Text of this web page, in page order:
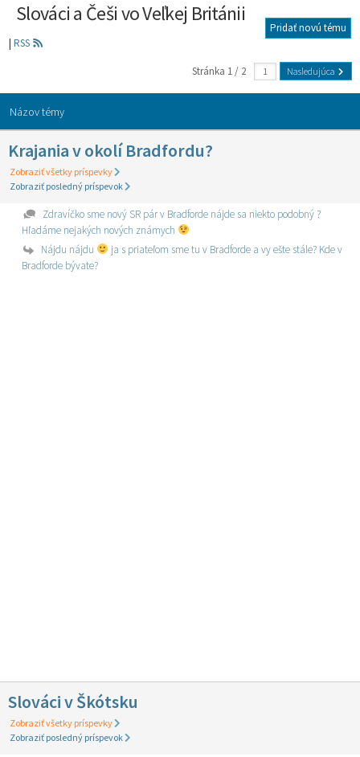
Slováci a Češi vo Veľkej Británii
| RSS
Pridať novú tému
Stránka 1 / 2 Nasledujúca
Názov témy
Krajania v okolí Bradfordu?
Zobraziť všetky príspevky
Zobraziť posledný príspevok
Zdravíčko sme nový SR pár v Bradforde nájde sa niekto podobný ?
Hľadáme nejakých nových známych
Nájdu nájdu
ja s priateľom sme tu v Bradforde a vy ešte stále? Kde v
Bradforde bývate?
Slováci v Škótsku
Zobraziť všetky príspevky
Zobraziť posledný príspevok